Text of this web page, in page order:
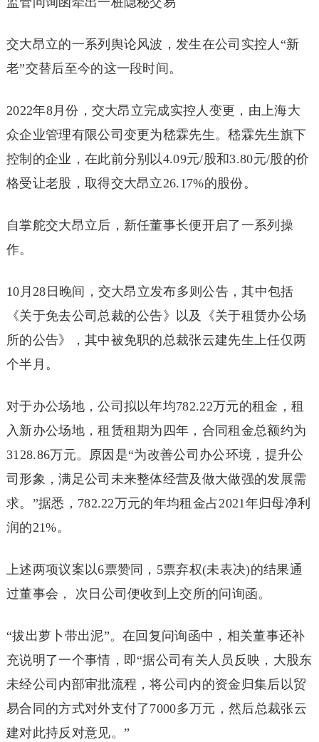
交大昂立的一系列舆论风波，发生在公司实控人“新
老”交替后至今的这一段时间。
2022年8月份，交大昂立完成实控人变更，由上海大
众企业管理有限公司变更为嵇霖先生。嵇霖先生旗下
控制的企业，在此前分别以4.09元/股和3.80元/股的价
格受让老股，取得交大昂立26.17%的股份。
自掌舵交大昂立后，新任董事长便开启了一系列操
作。
10月28日晚间，交大昂立发布多则公告，其中包括
《关于免去公司总裁的公告》以及《关于租赁办公场
所的公告》，其中被免职的总裁张云建先生上任仅两
个半月。
对于办公场地，公司拟以年均782.22万元的租金，租
入新办公场地，租赁租期为四年，合同租金总额约为
3128.86万元。原因是“为改善公司办公环境，提升公
司形象，满足公司未来整体经营及做大做强的发展需
求。”据悉，782.22万元的年均租金占2021年归母净利
润的21%。
上述两项议案以6票赞同，5票弃权(未表决)的结果通
过董事会， 次日公司便收到上交所的问询函。
“拔出萝卜带出泥”。在回复问询函中，相关董事还补
充说明了一个事情，即“据公司有关人员反映，大股东
未经公司内部审批流程，将公司内的资金归集后以贸
易合同的方式对外支付了7000多万元，然后总裁张云
建对此持反对意见。”